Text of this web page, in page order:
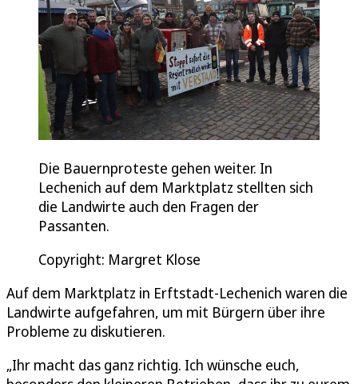
Die Bauernproteste gehen weiter. In
Lechenich auf dem Marktplatz stellten sich
die Landwirte auch den Fragen der
Passanten.
Copyright: Margret Klose
Auf dem Marktplatz in Erftstadt-Lechenich waren die
Landwirte aufgefahren, um mit Bürgern über ihre
Probleme zu diskutieren.
„Ihr macht das ganz richtig. Ich wünsche euch,